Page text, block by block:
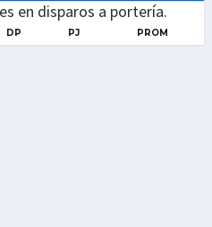
en disparos a portería.
DP PJ PROM